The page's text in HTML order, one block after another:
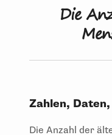
Die
Zahlen,
Die Anzahl der